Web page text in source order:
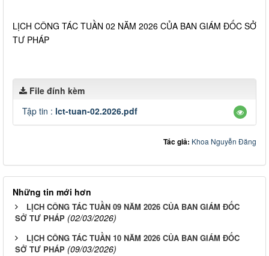
LỊCH CÔNG TÁC TUẦN 02 NĂM 2026 CỦA BAN GIÁM ĐỐC SỞ
TƯ PHÁP
File đính kèm
Tập tin : lct-tuan-02.2026.pdf
Tác giả: Khoa Nguyễn Đăng
Những tin mới hơn
LỊCH CÔNG TÁC TUẦN 09 NĂM 2026 CỦA BAN GIÁM ĐỐC
SỞ TƯ PHÁP (02/03/2026)
LỊCH CÔNG TÁC TUẦN 10 NĂM 2026 CỦA BAN GIÁM ĐỐC
SỞ TƯ PHÁP (09/03/2026)